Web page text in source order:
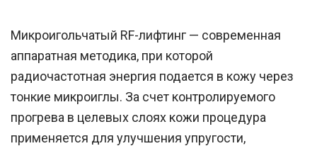
Микроигольчатый RF-лифтинг — современная
аппаратная методика, при которой
радиочастотная энергия подается в кожу через
тонкие микроиглы. За счет контролируемого
прогрева в целевых слоях кожи процедура
применяется для улучшения упругости,